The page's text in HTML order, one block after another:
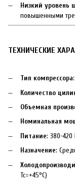
Низкий уровень
повышенными
ТЕХНИЧЕСКИЕ
Тип компрессора
Количество
Объемная
Номинальная
Питание: 380-
Назначение:
Tc=+45°C)